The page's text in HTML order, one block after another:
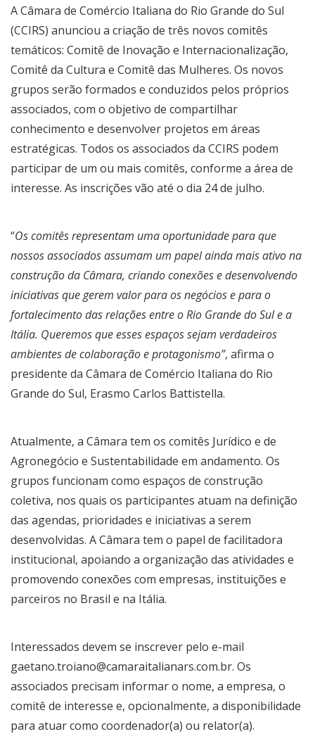
A Câmara de Comércio Italiana do Rio Grande do Sul
(CCIRS) anunciou a criação de três novos comitês
temáticos: Comitê de Inovação e Internacionalização,
Comitê da Cultura e Comitê das Mulheres. Os novos
grupos serão formados e conduzidos pelos próprios
associados, com o objetivo de compartilhar
conhecimento e desenvolver projetos em áreas
estratégicas. Todos os associados da CCIRS podem
participar de um ou mais comitês, conforme a área de
interesse. As inscrições vão até o dia 24 de julho.
“Os comitês representam uma oportunidade para que
nossos associados assumam um papel ainda mais ativo na
construção da Câmara, criando conexões e desenvolvendo
iniciativas que gerem valor para os negócios e para o
fortalecimento das relações entre o Rio Grande do Sul e a
Itália. Queremos que esses espaços sejam verdadeiros
ambientes de colaboração e protagonismo”, afirma o
presidente da Câmara de Comércio Italiana do Rio
Grande do Sul, Erasmo Carlos Battistella.
Atualmente, a Câmara tem os comitês Jurídico e de
Agronegócio e Sustentabilidade em andamento. Os
grupos funcionam como espaços de construção
coletiva, nos quais os participantes atuam na definição
das agendas, prioridades e iniciativas a serem
desenvolvidas. A Câmara tem o papel de facilitadora
institucional, apoiando a organização das atividades e
promovendo conexões com empresas, instituições e
parceiros no Brasil e na Itália.
Interessados devem se inscrever pelo e-mail
gaetano.troiano@camaraitalianars.com.br. Os
associados precisam informar o nome, a empresa, o
comitê de interesse e, opcionalmente, a disponibilidade
para atuar como coordenador(a) ou relator(a).